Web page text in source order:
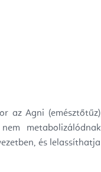
az Agni (emésztőtűz)
metabolizálódnak
és lelassíthatja